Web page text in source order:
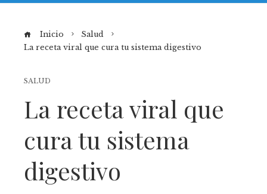
Inicio
Salud
La receta viral que cura tu sistema digestivo
SALUD
La receta viral que
cura tu sistema
digestivo